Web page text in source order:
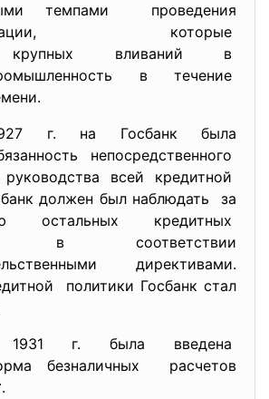
темпами проведения
которые
крупных вливаний в
в течение
г. на Госбанк была
непосредственного
руководства всей кредитной
должен был наблюдать за
остальных кредитных
в соответствии
директивами.
политики Госбанк стал
г. была введена
безналичных расчетов
..